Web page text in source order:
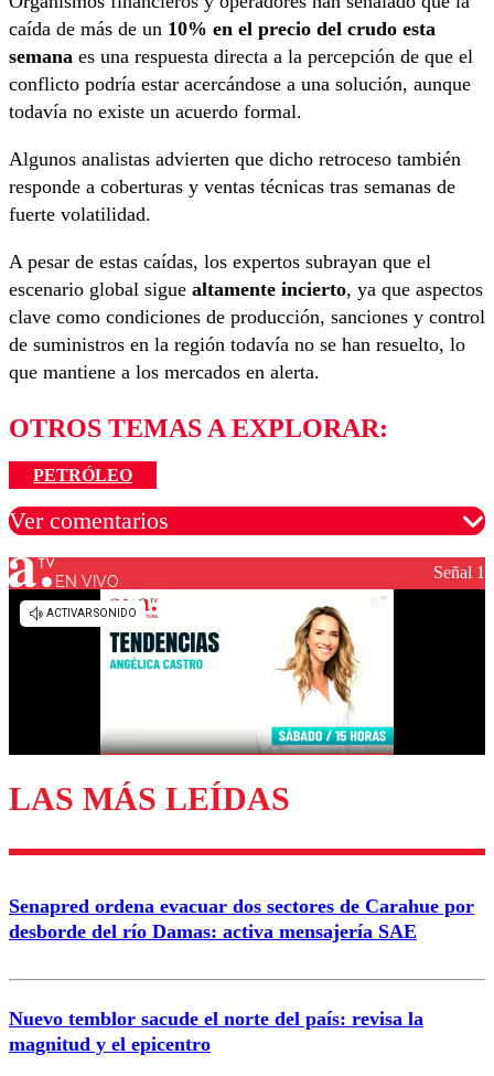
caída de más de un 10% en el precio del crudo esta
semana es una respuesta directa a la percepción de que el
conflicto podría estar acercándose a una solución, aunque
todavía no existe un acuerdo formal.
Algunos analistas advierten que dicho retroceso también
responde a coberturas y ventas técnicas tras semanas de
fuerte volatilidad.
A pesar de estas caídas, los expertos subrayan que el
escenario global sigue altamente incierto, ya que aspectos
clave como condiciones de producción, sanciones y control
de suministros en la región todavía no se han resuelto, lo
que mantiene a los mercados en alerta.
OTROS TEMAS A EXPLORAR:
PETRÓLEO
Ver comentarios
Los comentarios son moderados para garantizar un
diálogo respetuoso.
Enviar comentario
EN VIVO Señal 1
LAS MÁS LEÍDAS
Senapred ordena evacuar dos sectores de Carahue por
desborde del río Damas: activa mensajería SAE
Nuevo temblor sacude el norte del país: revisa la
magnitud y el epicentro